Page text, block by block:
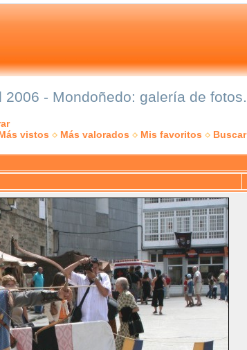
- Mondoñedo: galería de fotos.
vistos Más valorados Mis favoritos Buscar